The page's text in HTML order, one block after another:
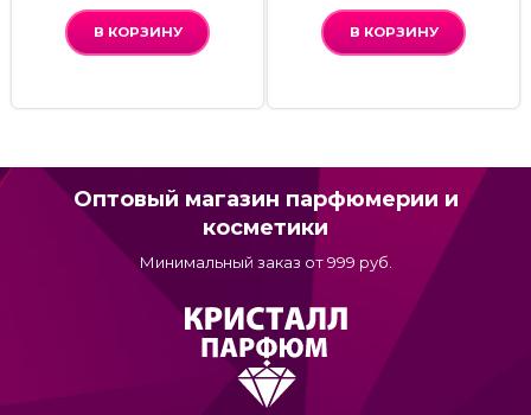
В КОРЗИНУ В КОРЗИНУ
Оптовый магазин парфюмерии и
косметики
Минимальный заказ от 999 руб.